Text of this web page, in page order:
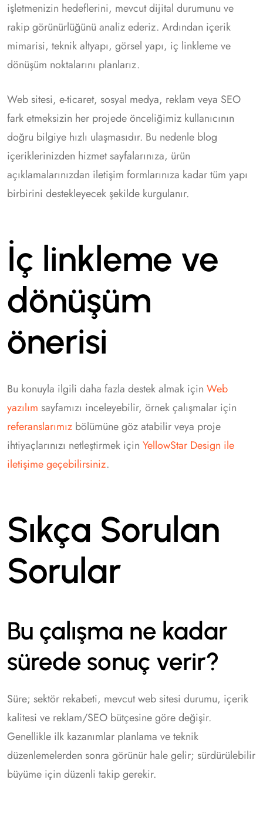
işletmenizin hedeflerini, mevcut dijital durumunu ve
rakip görünürlüğünü analiz ederiz. Ardından içerik
mimarisi, teknik altyapı, görsel yapı, iç linkleme ve
dönüşüm noktalarını planlarız.
Web sitesi, e-ticaret, sosyal medya, reklam veya SEO
fark etmeksizin her projede önceliğimiz kullanıcının
doğru bilgiye hızlı ulaşmasıdır. Bu nedenle blog
içeriklerinizden hizmet sayfalarınıza, ürün
açıklamalarınızdan iletişim formlarınıza kadar tüm yapı
birbirini destekleyecek şekilde kurgulanır.
İç linkleme ve
dönüşüm
önerisi
Bu konuyla ilgili daha fazla destek almak için Web
yazılım sayfamızı inceleyebilir, örnek çalışmalar için
referanslarımız bölümüne göz atabilir veya proje
ihtiyaçlarınızı netleştirmek için YellowStar Design ile
iletişime geçebilirsiniz.
Sıkça Sorulan
Sorular
Bu çalışma ne kadar
sürede sonuç verir?
Süre; sektör rekabeti, mevcut web sitesi durumu, içerik
kalitesi ve reklam/SEO bütçesine göre değişir.
Genellikle ilk kazanımlar planlama ve teknik
düzenlemelerden sonra görünür hale gelir; sürdürülebilir
büyüme için düzenli takip gerekir.